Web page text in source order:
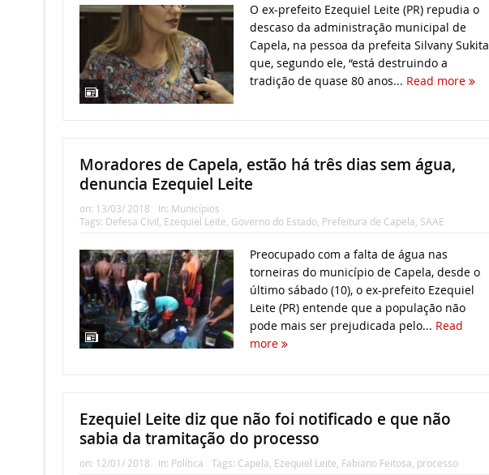
O ex-prefeito Ezequiel Leite (PR) repudia o
descaso da administração municipal de
Capela, na pessoa da prefeita Silvany Sukita
que, segundo ele, “está destruindo a
tradição de quase 80 anos... Read more
Moradores de Capela, estão há três dias sem água,
denuncia Ezequiel Leite
on: 13/03/ 2018 In: Municípios
Tags: Defesa Civil, Ezequiel Leite, Governo do Estado, Prefeitura de Capela, SAAE
Preocupado com a falta de água nas
torneiras do município de Capela, desde o
último sábado (10), o ex-prefeito Ezequiel
Leite (PR) entende que a população não
pode mais ser prejudicada pelo... Read
more
Ezequiel Leite diz que não foi notificado e que não
sabia da tramitação do processo
on: 12/01/ 2018 In: Política Tags: Capela Ezequiel Leite Fabiano Feitosa processo